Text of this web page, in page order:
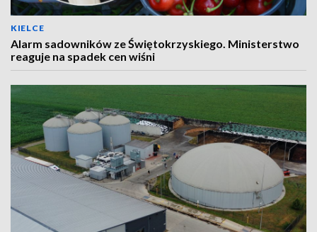
KIELCE
Alarm sadowników ze Świętokrzyskiego. Ministerstwo
reaguje na spadek cen wiśni